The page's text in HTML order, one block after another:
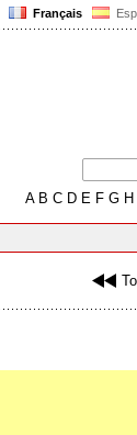
Français
AB C D E F G H